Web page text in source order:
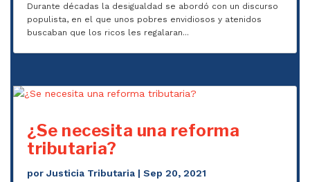
Durante décadas la desigualdad se abordó con un discurso
populista, en el que unos pobres envidiosos y atenidos
buscaban que los ricos les regalaran...
¿Se necesita una reforma
tributaria?
porJusticia Tributaria |Sep 20, 2021